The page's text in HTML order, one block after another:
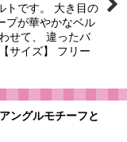
トです。 大き目の
プが華やかなベル
せて、 違ったバ
サイズ】 フリー
ングルモチーフと